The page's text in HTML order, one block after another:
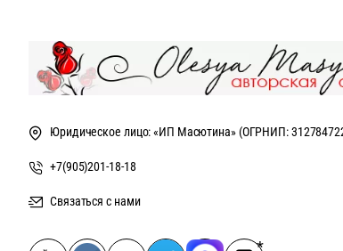
Юридическое лицо: «ИП Масютина» (ОГРНИП:
+7(905)201-18-18
Связаться с нами